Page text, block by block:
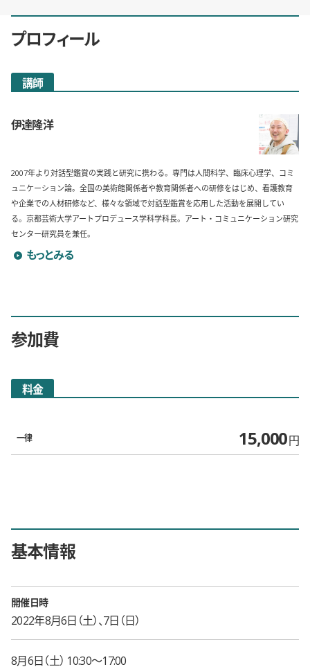
プロフィール
講師
伊達隆洋
2007年より対話型鑑賞の実践と研究に携わる。専門は人間科学、臨床心理学、コミ
ュニケーション論。全国の美術館関係者や教育関係者への研修をはじめ、看護教育
や企業での人材研修など、様々な領域で対話型鑑賞を応用した活動を展開してい
る。京都芸術大学アートプロデュース学科学科長。アート・コミュニケーション研究
センター研究員を兼任。
伊達隆洋のプロフィールを詳しく見る
もっとみる
参加費
料金
一律 15,000円
基本情報
開催日時
2022年8月6日（土）、7日（日）
8月6日（土） 10:30〜17:00